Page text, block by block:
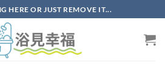
HERE OR JUST REMOVE IT...